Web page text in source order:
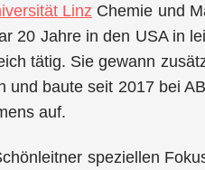
Linz Chemie und
20 Jahre in den USA in
tätig. Sie gewann
baute seit 2017 bei
auf.
speziellen